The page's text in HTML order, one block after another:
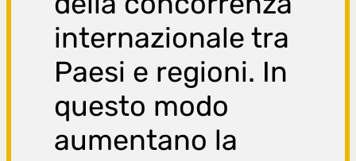
internazionale tra
Paesi e regioni. In
questo modo
aumentano la